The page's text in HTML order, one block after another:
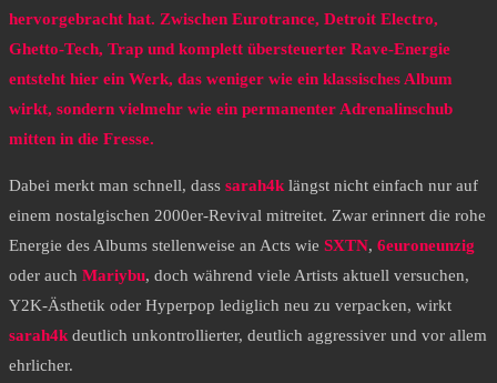
hervorgebracht hat. Zwischen Eurotrance, Detroit Electro,
Ghetto-Tech, Trap und komplett übersteuerter Rave-Energie
entsteht hier ein Werk, das weniger wie ein klassisches Album
wirkt, sondern vielmehr wie ein permanenter Adrenalinschub
mitten in die Fresse.
Dabei merkt man schnell, dass sarah4klängst nicht einfach nur auf
einem nostalgischen 2000er-Revival mitreitet. Zwar erinnert die rohe
Energie des Albums stellenweise an Acts wie SXTN, 6euroneunzig
oder auch Mariybu, doch während viele Artists aktuell versuchen,
Y2K-Ästhetik oder Hyperpop lediglich neu zu verpacken, wirkt
sarah4kdeutlich unkontrollierter, deutlich aggressiver und vor allem
ehrlicher.